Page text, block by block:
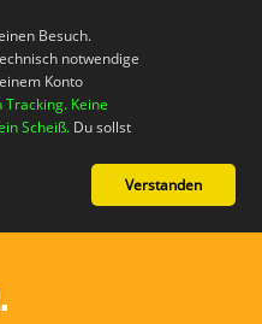
Besuch.
notwendige
Konto
Tracking. Keine
Scheiß. Du sollst
Verstanden